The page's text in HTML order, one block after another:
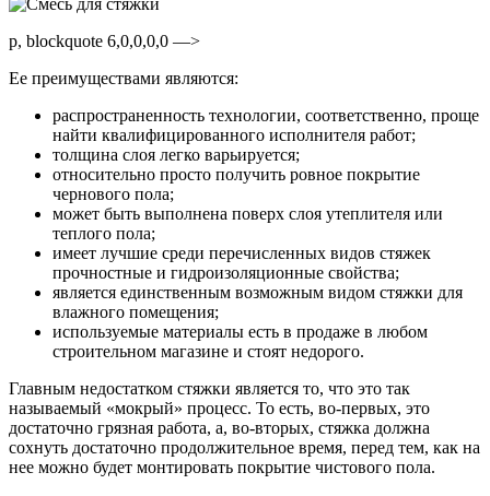
p, blockquote 6,0,0,0,0 —>
Ее преимуществами являются:
распространенность технологии, соответственно, проще
найти квалифицированного исполнителя работ;
толщина слоя легко варьируется;
относительно просто получить ровное покрытие
чернового пола;
может быть выполнена поверх слоя утеплителя или
теплого пола;
имеет лучшие среди перечисленных видов стяжек
прочностные и гидроизоляционные свойства;
является единственным возможным видом стяжки для
влажного помещения;
используемые материалы есть в продаже в любом
строительном магазине и стоят недорого.
Главным недостатком стяжки является то, что это так
называемый «мокрый» процесс. То есть, во-первых, это
достаточно грязная работа, а, во-вторых, стяжка должна
сохнуть достаточно продолжительное время, перед тем, как на
нее можно будет монтировать покрытие чистового пола.